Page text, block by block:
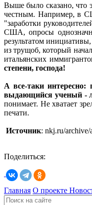
Выше было сказано, что
честным. Например, в
"заработки
США, опросы
результатом
из трущоб, который
итальянских
степени, господа!
А все-таки интересно:
выдающийся ученый -
понимает. Не хватает
печати.
Источник: nkj.ru/archive/
Поделиться:
Главная О проекте